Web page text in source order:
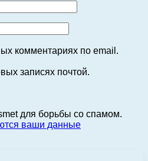
комментариях по email.
записях почтой.
для борьбы со спамом.
ваши данные